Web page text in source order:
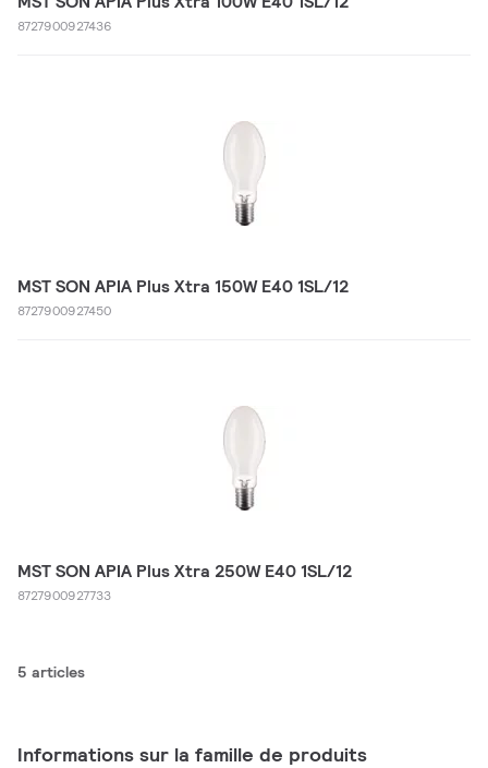
8727900927436
MST SON APIA Plus Xtra 150W E40 1SL/12
8727900927450
MST SON APIA Plus Xtra 250W E40 1SL/12
8727900927733
5 articles
Informations sur la famille de produits